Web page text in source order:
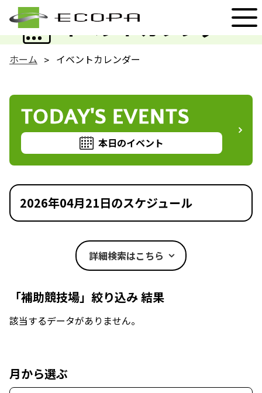
イベントカレンダー
EVENT
ホーム イベントカレンダー
TODAY'S EVENTS
本日のイベント
2026年04月21日のスケジュール
詳細検索はこちら
「補助競技場」絞り込み 結果
該当するデータがありません。
月から選ぶ